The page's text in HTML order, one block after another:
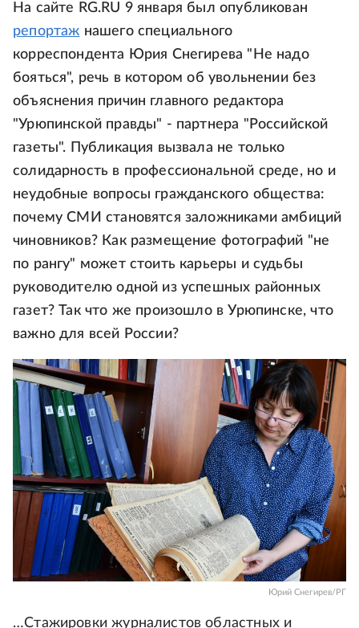
На сайте RG.RU 9 января был опубликован
репортаж нашего специального
корреспондента Юрия Снегирева "Не надо
бояться", речь в котором об увольнении без
объяснения причин главного редактора
"Урюпинской правды" - партнера "Российской
газеты". Публикация вызвала не только
солидарность в профессиональной среде, но и
неудобные вопросы гражданского общества:
почему СМИ становятся заложниками амбиций
чиновников? Как размещение фотографий "не
по рангу" может стоить карьеры и судьбы
руководителю одной из успешных районных
газет? Так что же произошло в Урюпинске, что
важно для всей России?
Юрий Снегирев/РГ
…Стажировки журналистов областных и